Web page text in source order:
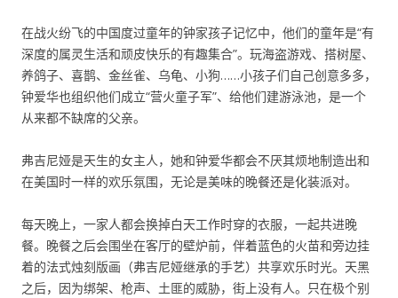
在战火纷飞的中国度过童年的钟家孩子记忆中，他们的童年是“有
深度的属灵生活和顽皮快乐的有趣集合”。玩海盗游戏、搭树屋、
养鸽子、喜鹊、金丝雀、乌龟、小狗……小孩子们自己创意多多，
钟爱华也组织他们成立“营火童子军”、给他们建游泳池，是一个
从来都不缺席的父亲。
弗吉尼娅是天生的女主人，她和钟爱华都会不厌其烦地制造出和
在美国时一样的欢乐氛围，无论是美味的晚餐还是化装派对。
每天晚上，一家人都会换掉白天工作时穿的衣服，一起共进晚
餐。晚餐之后会围坐在客厅的壁炉前，伴着蓝色的火苗和旁边挂
着的法式烛刻版画（弗吉尼娅继承的手艺）共享欢乐时光。天黑
之后，因为绑架、枪声、土匪的威胁，街上没有人。只在极个别